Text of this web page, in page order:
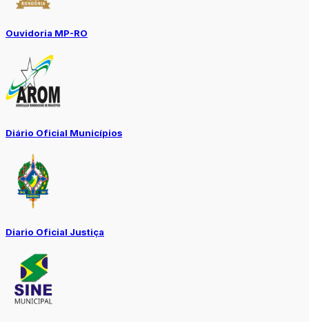
Ouvidoria MP-RO
Diário Oficial Municípios
Diario Oficial Justiça